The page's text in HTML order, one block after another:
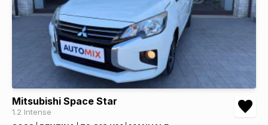
Mitsubishi Space Star
1.2 Intense